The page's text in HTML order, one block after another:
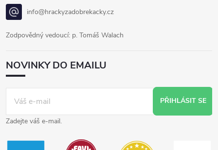
info@hrackyzadobrekacky.cz
Zodpovědný vedoucí: p. Tomáš Walach
NOVINKY DO EMAILU
PŘIHLÁSIT SE
Zadejte váš e-mail.